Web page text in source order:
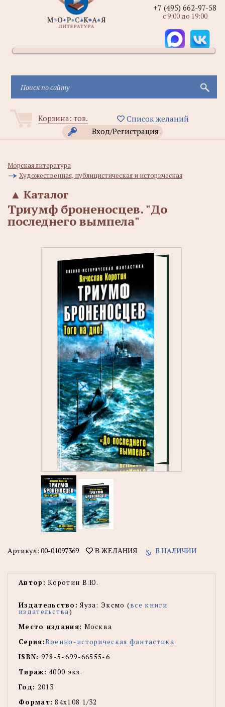
Корзина: тов.
Список желаний
Вход/Регистрация
+7 (495) 662-97-58
с 9:00 до 19:00
Морская литература
Художественная, публицистическая и историческая
Каталог
▲
Триумф броненосцев. "До
последнего вымпела"
Артикул: 00-01097369 В ЖЕЛАНИЯ В НАЛИЧИИ
Автор: Коротин В.Ю.
Издательство: Яуза: Эксмо (все книги
издательства)
Место издания: Москва
Серия:Военно-историческая фантастика
ISBN: 978-5-699-66555-6
Тираж: 4000 экз.
Год: 2013
Формат: 84х108 1/32